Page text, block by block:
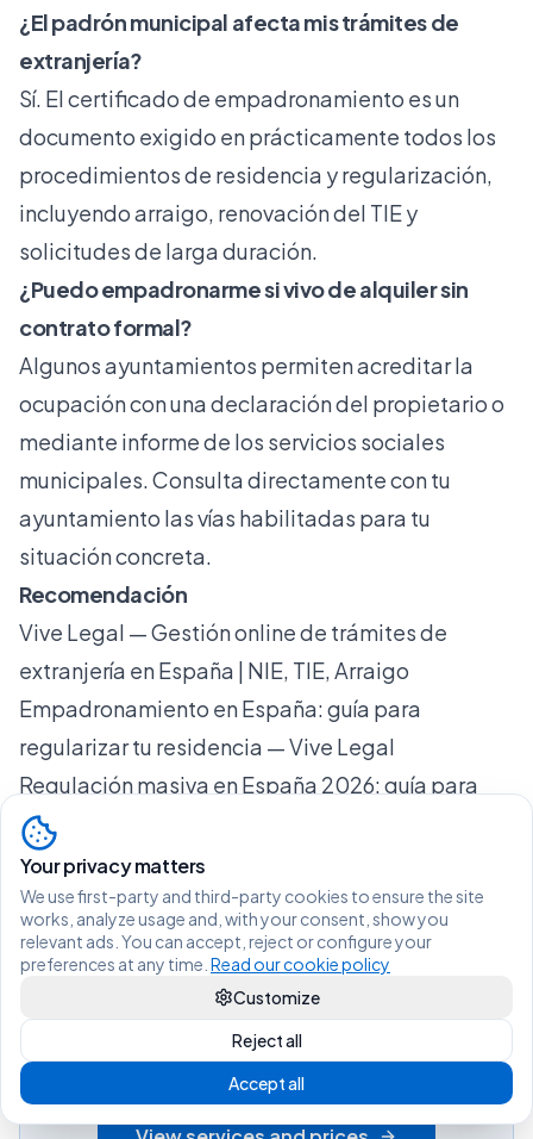
¿El padrón municipal afecta mis trámites de
extranjería?
Sí. El certificado de empadronamiento es un
documento exigido en prácticamente todos los
procedimientos de residencia y regularización,
incluyendo arraigo, renovación del TIE y
solicitudes de larga duración.
¿Puedo empadronarme si vivo de alquiler sin
contrato formal?
Algunos ayuntamientos permiten acreditar la
ocupación con una declaración del propietario o
mediante informe de los servicios sociales
municipales. Consulta directamente con tu
ayuntamiento las vías habilitadas para tu
situación concreta.
Recomendación
Vive Legal — Gestión online de trámites de
extranjería en España | NIE, TIE, Arraigo
Empadronamiento en España: guía para
regularizar tu residencia — Vive Legal
Regulación masiva en España 2026: guía para
regularizar — Vive Legal
Vive Legal — Gestión online de trámites de
extranjería en España | NIE, TIE, Arraigo
Living legally in Spain shouldn't be
difficult.
Your privacy matters
We use first-party and third-party cookies to ensure the site
works, analyze usage and, with your consent, show you
relevant ads. You can accept, reject or configure your
preferences at any time. Read our cookie policy
Customize
Reject all
Accept all